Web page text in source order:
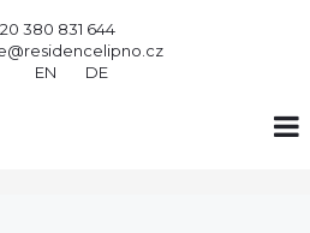
380 831 644
EN DE